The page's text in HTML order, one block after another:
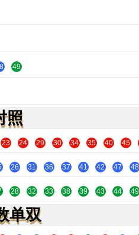
49
照
23 24 29 30 34 35 40 45
26 31 36 37 41 42 47 48
28 32 33 38 39 43 44 49
单双